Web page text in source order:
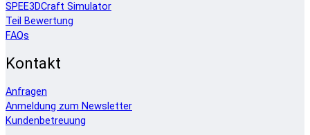
SPEE3DCraft Simulator
Teil Bewertung
FAQs
Kontakt
Anfragen
Anmeldung zum Newsletter
Kundenbetreuung